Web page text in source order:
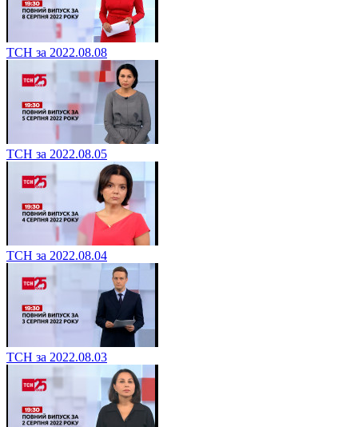
ТСН за 2022.08.08
ТСН за 2022.08.05
ТСН за 2022.08.04
ТСН за 2022.08.03